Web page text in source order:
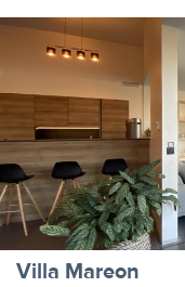
Villa Mareon